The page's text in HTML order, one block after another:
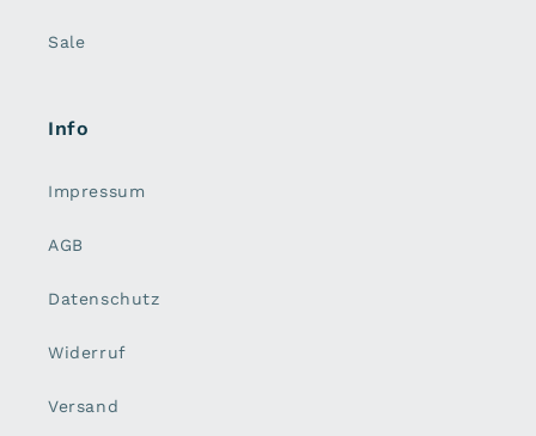
Sale
Info
Impressum
AGB
Datenschutz
Widerruf
Versand